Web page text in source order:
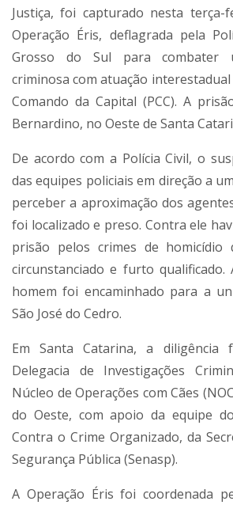
Justiça, foi capturado nesta terça-
Operação Éris, deflagrada pela
Grosso do Sul para combater
criminosa com atuação
Comando da Capital (PCC). A
Bernardino, no Oeste de Santa
De acordo com a Polícia Civil, o
das equipes policiais em direção a
perceber a aproximação dos
foi localizado e preso. Contra ele
prisão pelos crimes de homicídio
circunstanciado e furto
homem foi encaminhado para a
São José do Cedro.
Em Santa Catarina, a diligência
Delegacia de Investigações
Núcleo de Operações com Cães
do Oeste, com apoio da equipe
Contra o Crime Organizado, da
Segurança Pública (Senasp).
A Operação Éris foi coordenada